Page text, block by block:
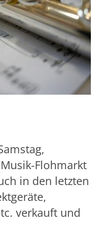
Flohmarkt
in den letzten
verkauft und